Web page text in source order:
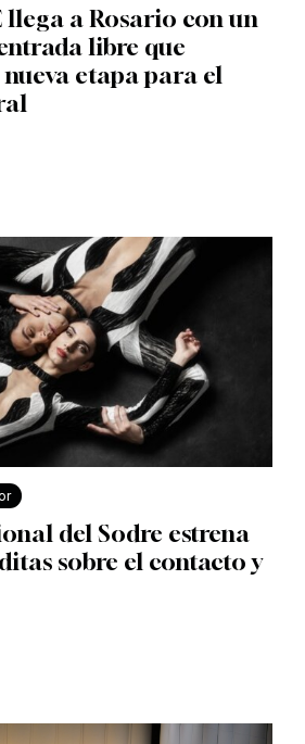
llega a Rosario con un
libre que
etapa para el
del Sodre estrena
sobre el contacto y